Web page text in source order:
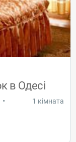
в Одесі
• 1 кімната